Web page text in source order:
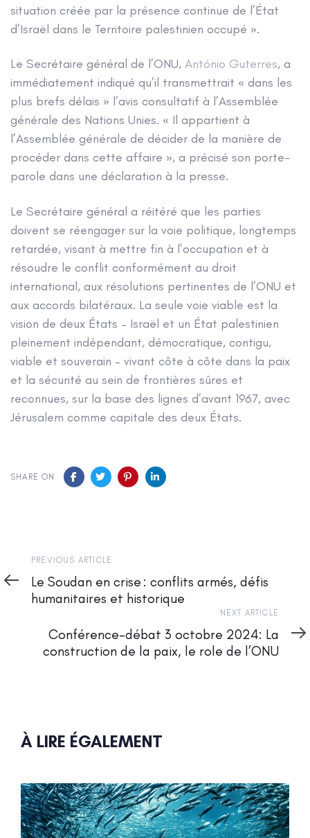
situation créée par la présence continue de l’État
d’Israël dans le Territoire palestinien occupé ».
Le Secrétaire général de l’ONU, António Guterres, a
immédiatement indiqué qu’il transmettrait « dans les
plus brefs délais » l’avis consultatif à l’Assemblée
générale des Nations Unies. « Il appartient à
l’Assemblée générale de décider de la manière de
procéder dans cette affaire », a précisé son porte-
parole dans une déclaration à la presse.
Le Secrétaire général a réitéré que les parties
doivent se réengager sur la voie politique, longtemps
retardée, visant à mettre fin à l’occupation et à
résoudre le conflit conformément au droit
international, aux résolutions pertinentes de l’ONU et
aux accords bilatéraux. La seule voie viable est la
vision de deux États – Israël et un État palestinien
pleinement indépendant, démocratique, contigu,
viable et souverain – vivant côte à côte dans la paix
et la sécurité au sein de frontières sûres et
reconnues, sur la base des lignes d’avant 1967, avec
Jérusalem comme capitale des deux États.
SHARE ON
Previous
Article
PREVIOUS ARTICLE
Le Soudan en crise : conflits armés, défis
humanitaires et historique
Article
NEXT ARTICLE
Conférence-débat 3 octobre 2024: La
construction de la paix, le role de l’ONU
À LIRE ÉGALEMENT